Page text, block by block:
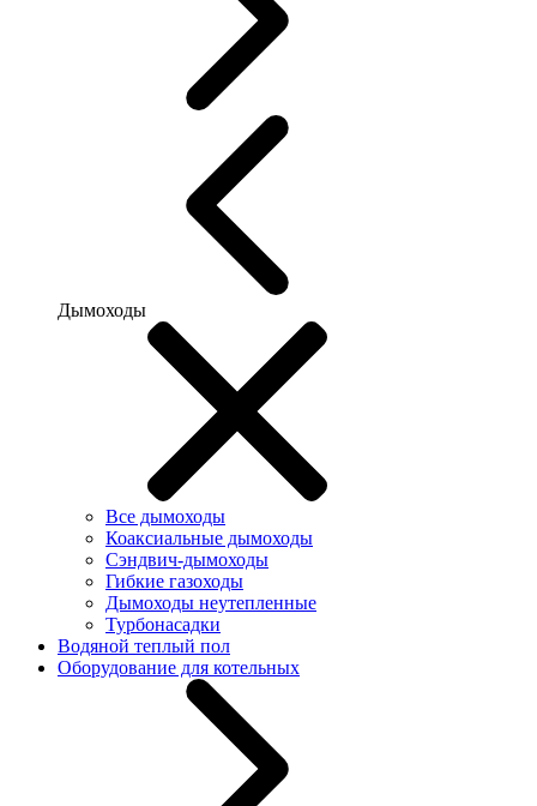
Дымоходы
Все дымоходы
Коаксиальные дымоходы
Сэндвич-дымоходы
Гибкие газоходы
Дымоходы неутепленные
Турбонасадки
Водяной теплый пол
Оборудование для котельных